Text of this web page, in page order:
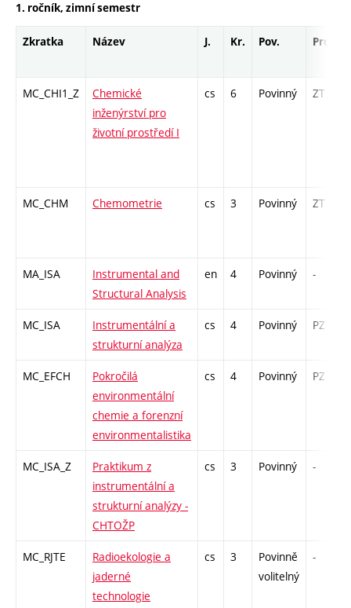
1. ročník, zimní semestr
Zkratka Název J. Kr. Pov. Prof.
MC_CHI1_Z
Chemické
inženýrství pro
životní prostředí I
cs 6 Povinný ZT
MC_CHM Chemometrie cs 3 Povinný ZT
MA_ISA
Instrumental and
Structural Analysis
en 4 Povinný -
MC_ISA
Instrumentální a
strukturní analýza
cs 4 Povinný PZ
MC_EFCH
Pokročilá
environmentální
chemie a forenzní
environmentalistika
cs 4 Povinný PZ
MC_ISA_Z
Praktikum z
instrumentální a
strukturní analýzy -
CHTOŽP
cs 3 Povinný -
MC_RJTE
Radioekologie a
jaderné
technologie
cs 3
Povinně
volitelný
-